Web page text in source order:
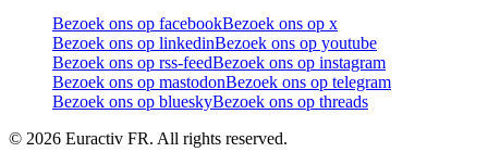
Bezoek ons op facebookBezoek ons op x
Bezoek ons op linkedinBezoek ons op youtube
Bezoek ons op rss-feedBezoek ons op instagram
Bezoek ons op mastodonBezoek ons op telegram
Bezoek ons op blueskyBezoek ons op threads
© 2026 Euractiv FR. All rights reserved.